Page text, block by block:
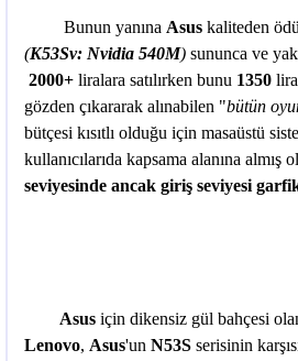
Bunun yanına Asus kaliteden
(K53Sv: Nvidia 540M) sununca ve
2000+ liralara satılırken bunu 1350
gözden çıkararak alınabilen "bütün
bütçesi kısıtlı olduğu için masaüstü
kullanıcılarıda kapsama alanına almış
seviyesinde ancak giriş seviyesi
Asus için dikensiz gül bahçesi
Lenovo, Asus'un N53S serisinin